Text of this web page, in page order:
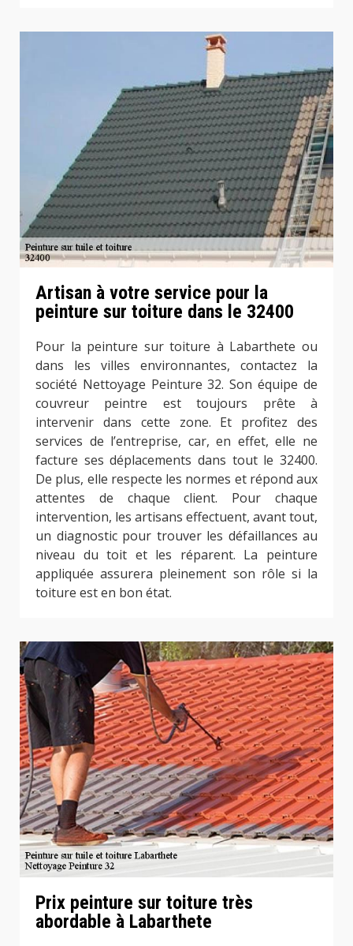
Artisan à votre service pour la
peinture sur toiture dans le 32400
Pour la peinture sur toiture à Labarthete ou
dans les villes environnantes, contactez la
société Nettoyage Peinture 32. Son équipe de
couvreur peintre est toujours prête à
intervenir dans cette zone. Et profitez des
services de l’entreprise, car, en effet, elle ne
facture ses déplacements dans tout le 32400.
De plus, elle respecte les normes et répond aux
attentes de chaque client. Pour chaque
intervention, les artisans effectuent, avant tout,
un diagnostic pour trouver les défaillances au
niveau du toit et les réparent. La peinture
appliquée assurera pleinement son rôle si la
toiture est en bon état.
Prix peinture sur toiture très
abordable à Labarthete